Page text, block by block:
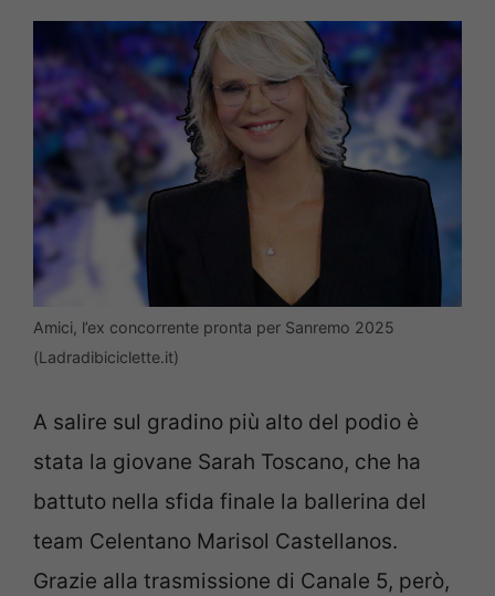
Amici, l’ex concorrente pronta per Sanremo 2025
(Ladradibiciclette.it)
A salire sul gradino più alto del podio è
stata la giovane Sarah Toscano, che ha
battuto nella sfida finale la ballerina del
team Celentano Marisol Castellanos.
Grazie alla trasmissione di Canale 5, però,